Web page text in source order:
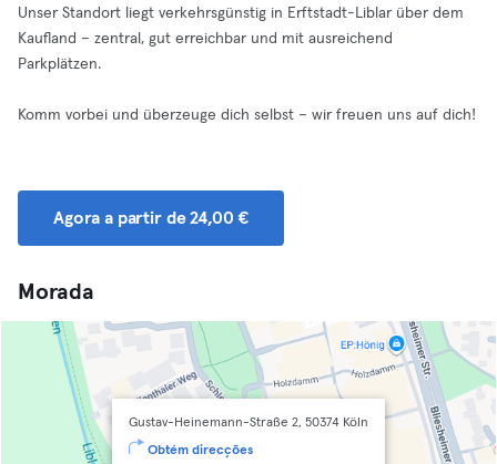
Unser Standort liegt verkehrsgünstig in Erftstadt-Liblar über dem
Kaufland – zentral, gut erreichbar und mit ausreichend
Parkplätzen.
Komm vorbei und überzeuge dich selbst – wir freuen uns auf dich!
Agora a partir de 24,00 €
Morada
Gustav-Heinemann-Straße 2, 50374 Köln
Obtém direcções